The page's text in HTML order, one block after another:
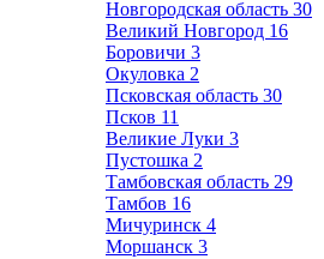
Новгородская область 30
Великий Новгород 16
Боровичи 3
Окуловка 2
Псковская область 30
Псков 11
Великие Луки 3
Пустошка 2
Тамбовская область 29
Тамбов 16
Мичуринск 4
Моршанск 3